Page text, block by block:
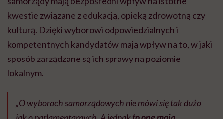
kwestie związane z edukacją, opieką zdrowotną czy
kulturą. Dzięki wyborowi odpowiedzialnych i
kompetentnych kandydatów mają wpływ na to, w jaki
sposób zarządzane są ich sprawy na poziomie
lokalnym.
„O wyborach samorządowych nie mówi się tak dużo